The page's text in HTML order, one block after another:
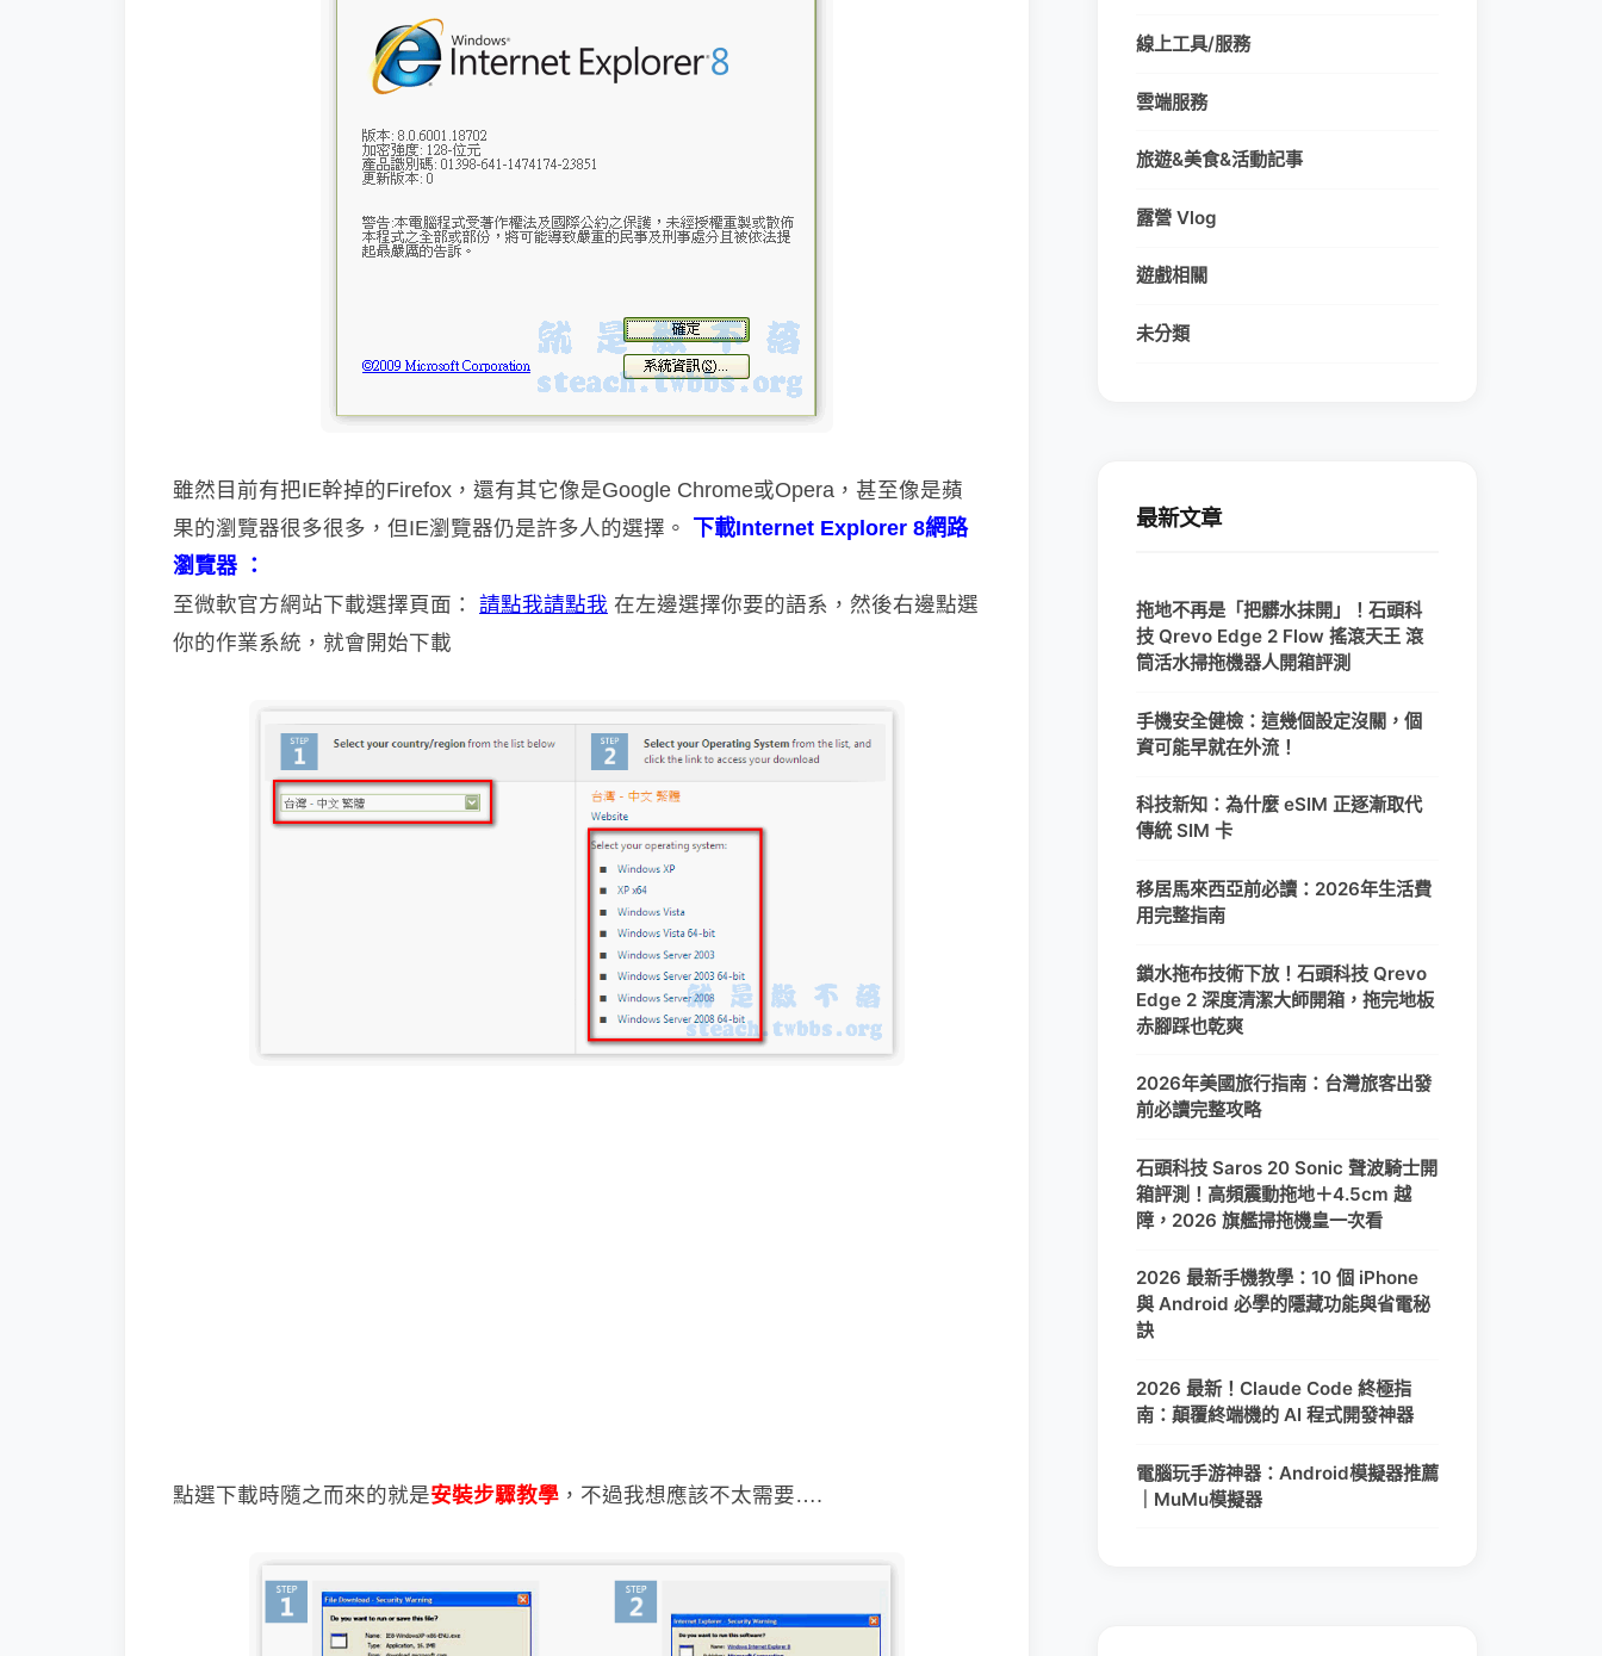
雖然目前有把IE幹掉的Firefox，還有其它像是Google Chrome或Opera，甚至像是蘋
果的瀏覽器很多很多，但IE瀏覽器仍是許多人的選擇。
下載Internet Explorer 8網路
瀏覽器 ：
至微軟官方網站下載選擇頁面： 請點我請點我 在左邊選擇你要的語系，然後右邊點選
你的作業系統，就會開始下載
點選下載時隨之而來的就是安裝步驟教學 ，不過我想應該不太需要….
線上工具/服務
雲端服務
旅遊&美食&活動記事
露營 Vlog
遊戲相關
未分類
最新文章
拖地不再是「把髒水抹開」！石頭科
技 Qrevo Edge 2 Flow 搖滾天王 滾
筒活水掃拖機器人開箱評測
手機安全健檢：這幾個設定沒關，個
資可能早就在外流！
科技新知：為什麼 eSIM 正逐漸取代
傳統 SIM 卡
移居馬來西亞前必讀：2026年生活費
用完整指南
鎖水拖布技術下放！石頭科技 Qrevo
Edge 2 深度清潔大師開箱，拖完地板
赤腳踩也乾爽
2026年美國旅行指南：台灣旅客出發
前必讀完整攻略
石頭科技 Saros 20 Sonic 聲波騎士開
箱評測！高頻震動拖地＋4.5cm 越
障，2026 旗艦掃拖機皇一次看
2026 最新手機教學：10 個 iPhone
與 Android 必學的隱藏功能與省電秘
訣
2026 最新！Claude Code 終極指
南：顛覆終端機的 AI 程式開發神器
電腦玩手游神器：Android模擬器推薦
｜MuMu模擬器